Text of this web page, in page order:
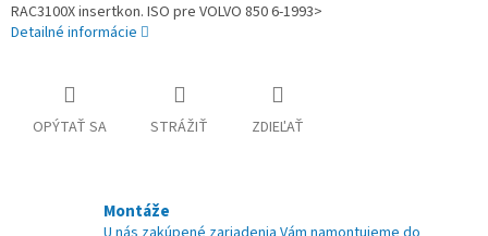
RAC3100X insertkon. ISO pre VOLVO 850 6-1993>
Detailné informácie
OPÝTAŤ SA STRÁŽIŤ ZDIEĽAŤ
Montáže